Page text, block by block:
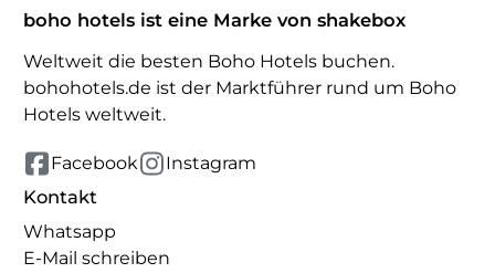
boho hotels ist eine Marke von shakebox
Weltweit die besten Boho Hotels buchen.
bohohotels.de ist der Marktführer rund um Boho
Hotels weltweit.
Facebook Instagram
Kontakt
Whatsapp
E-Mail schreiben